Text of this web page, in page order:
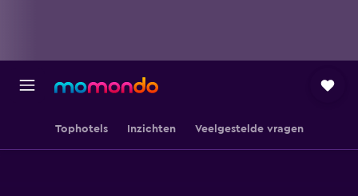
Tophotels Inzichten Veelgestelde vragen